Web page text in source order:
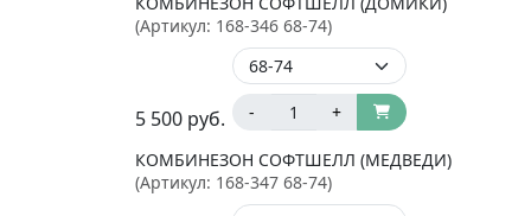
(Артикул: 168-346 68-74)
5 500 руб. - +
КОМБИНЕЗОН СОФТШЕЛЛ (МЕДВЕДИ)
(Артикул: 168-347 68-74)